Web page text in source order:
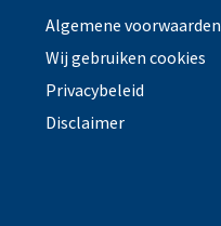
Algemene voorwaarden
Wij gebruiken cookies
Privacybeleid
Disclaimer